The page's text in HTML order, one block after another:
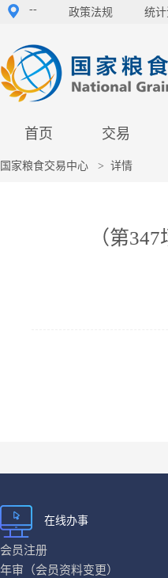
-- 政策法规 统
首页 交易
国家粮食交易中心 > 详情
（第
在线办事
会员注册
年审（会员资料变更）